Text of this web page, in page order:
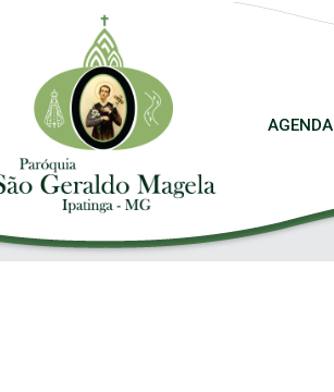
AGENDA